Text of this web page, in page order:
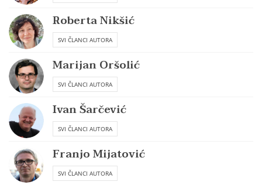
Roberta Nikšić
SVI ČLANCI AUTORA
Marijan Oršolić
SVI ČLANCI AUTORA
Ivan Šarčević
SVI ČLANCI AUTORA
Franjo Mijatović
SVI ČLANCI AUTORA